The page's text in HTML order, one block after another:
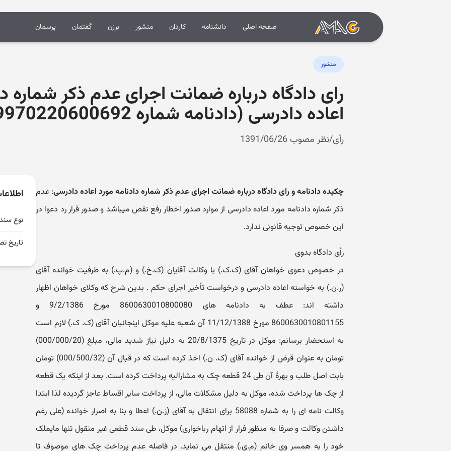
صفحه اصلی دانشنامه کاردان منشور برزن گفتمان پرسمان
منشور
رای دادگاه درباره ضمانت اجرای عدم ذکر شماره
اعاده دادرسی (دادنامه شماره 9109970220600692)
رأی/نظر مصوب 1391/06/26
چکیده دادنامه و رای دادگاه درباره ضمانت اجرای عدم ذکر شماره دادنامه مورد اعاده دادرسی: عدم
ذکر شماره دادنامه مورد اعاده دادرسی از موارد صدور اخطار رفع نقص میباشد و صدور قرار رد دعوا در
این خصوص توجیه قانونی ندارد.
رأی دادگاه بدوی
در خصوص دعوی خواهان آقای (ک.ک.) با وکالت آقایان (ک.خ.) و (م.پ.) به طرفیت خوانده آقای
(ر.ن.) به خواسته اعاده دادرسی و درخواست تأخیر اجرای حکم . بدین شرح که وکلای خواهان اظهار
داشته اند: عطف به دادنامه های 8600630010800080 مورخ 9/2/1386 و
8600630010801155 مورخ 11/12/1388 آن شعبه علیه موکل اینجانبان آقای (ک. ک.) لازم است
به استحضار برسانم: موکل در تاریخ 20/8/1375 به دلیل نیاز شدید مالی، مبلغ (000/000/20)
تومان به عنوان قرض از خوانده آقای (ک. ن.) اخذ کرده است که در قبال آن (000/500/32) تومان
بابت اصل طلب و بهرۀ آن طی 24 قطعه چک به مشارالیه پرداخت کرده است. بعد از اینکه یک قطعه
از چک ها پرداخت شده، موکل به دلیل مشکلات مالی، از پرداخت سایر اقساط عاجز گردیده لذا ابتدا
وکالت نامه ای را به شماره 58088 برای انتقال به آقای (ز.ن.) اعطا و بنا به اصرار خوانده (علی رغم
داشتن وکالت و صرفا به منظور فرار از اتهام رباخواری) موکل، طی سند قطعی غیر منقول تنها مایملک
خود را به همسر وی خانم (م.ی.) منتقل می نماید. در فاصله عدم پرداخت چک های موصوف تا
نوع سند
تاریخ